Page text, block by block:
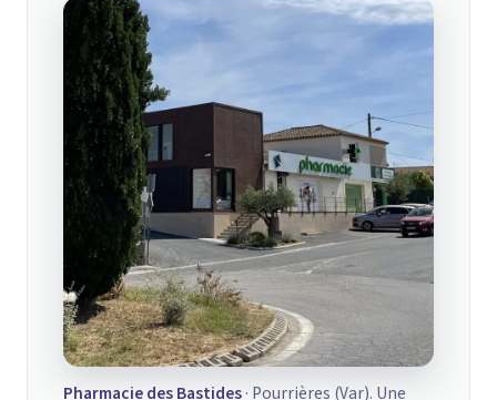
Pharmacie des Bastides· Pourrières (Var). Une